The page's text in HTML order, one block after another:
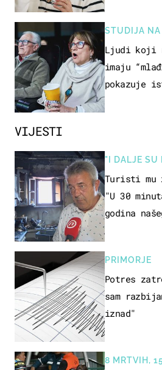
VIJESTI
"I DALJE SU
Turisti mu
"U 30
godina
PRIMORJE
Potres
sam
iznad"
8 MRTVIH,
STUDIJA
OSOBA
Ljudi koji
imaju
pokazuje